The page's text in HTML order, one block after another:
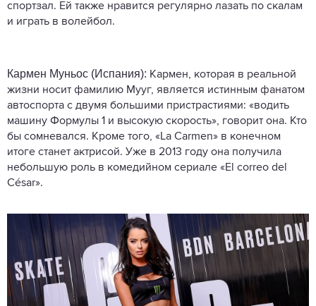
спортзал. Ей также нравится регулярно лазать по скалам
и играть в волейбол.
Кармен Муньос (Испания): Кармен, которая в реальной
жизни носит фамилию Мууг, является истинным фанатом
автоспорта с двумя большими пристрастиями: «водить
машину Формулы 1 и высокую скорость», говорит она. Кто
бы сомневался. Кроме того, «La Carmen» в конечном
итоге станет актрисой. Уже в 2013 году она получила
небольшую роль в комедийном сериале «El correo del
César».